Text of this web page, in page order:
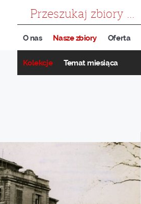
O nas Nasze zbiory
Kolekcje Temat miesiąca
Oferta